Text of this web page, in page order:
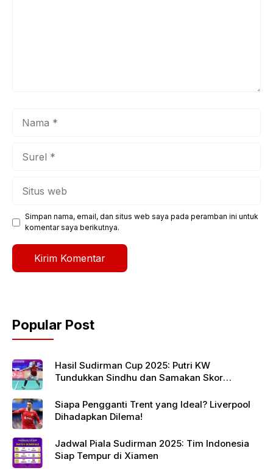
Simpan nama, email, dan situs web saya pada peramban ini untuk
komentar saya berikutnya.
Popular Post
Hasil Sudirman Cup 2025: Putri KW
Tundukkan Sindhu dan Samakan Skor
Siapa Pengganti Trent yang Ideal? Liverpool
Dihadapkan Dilema!
Jadwal Piala Sudirman 2025: Tim Indonesia
Siap Tempur di Xiamen